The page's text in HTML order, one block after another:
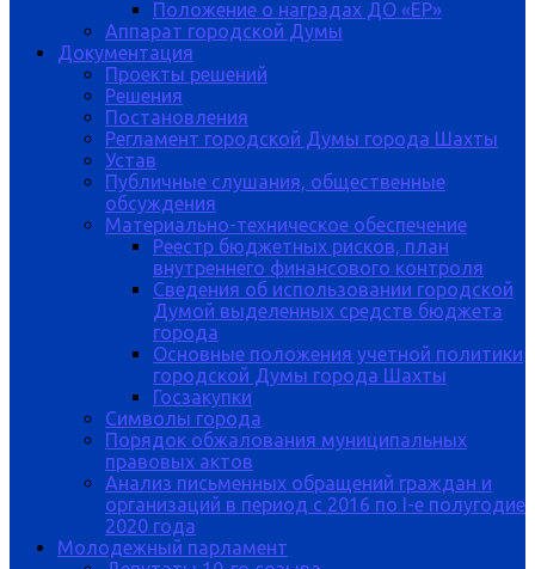
Положение о наградах ДО «ЕР»
Аппарат городской Думы
Документация
Проекты решений
Решения
Постановления
Регламент городской Думы города Шахты
Устав
Публичные слушания, общественные
обсуждения
Материально-техническое обеспечение
Реестр бюджетных рисков, план
внутреннего финансового контроля
Сведения об использовании городской
Думой выделенных средств бюджета
города
Основные положения учетной политики
городской Думы города Шахты
Госзакупки
Символы города
Порядок обжалования муниципальных
правовых актов
Анализ письменных обращений граждан и
организаций в период с 2016 по I-е полугодие
2020 года
Молодежный парламент